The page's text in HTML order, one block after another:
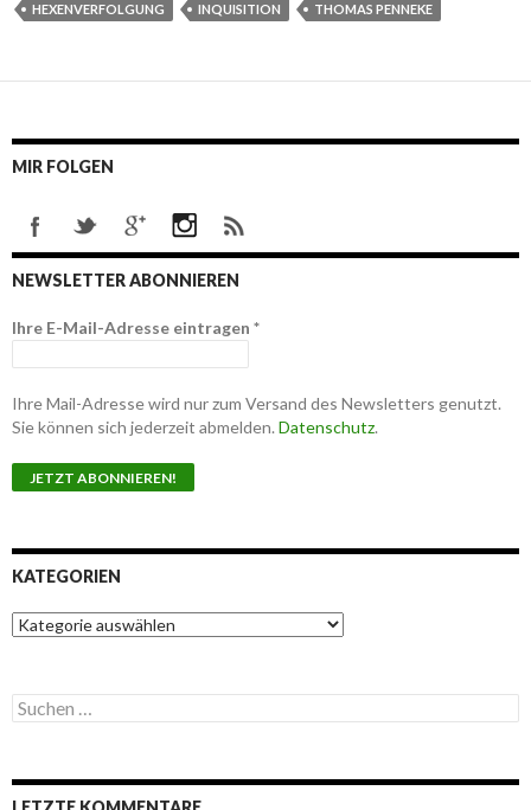
HEXENVERFOLGUNG
INQUISITION THOMAS PENNEKE
MIR FOLGEN
NEWSLETTER ABONNIEREN
Ihre E-Mail-Adresse eintragen *
Ihre Mail-Adresse wird nur zum Versand des Newsletters genutzt.
Sie können sich jederzeit abmelden. Datenschutz.
KATEGORIEN
K
a
g
o
S
u
e